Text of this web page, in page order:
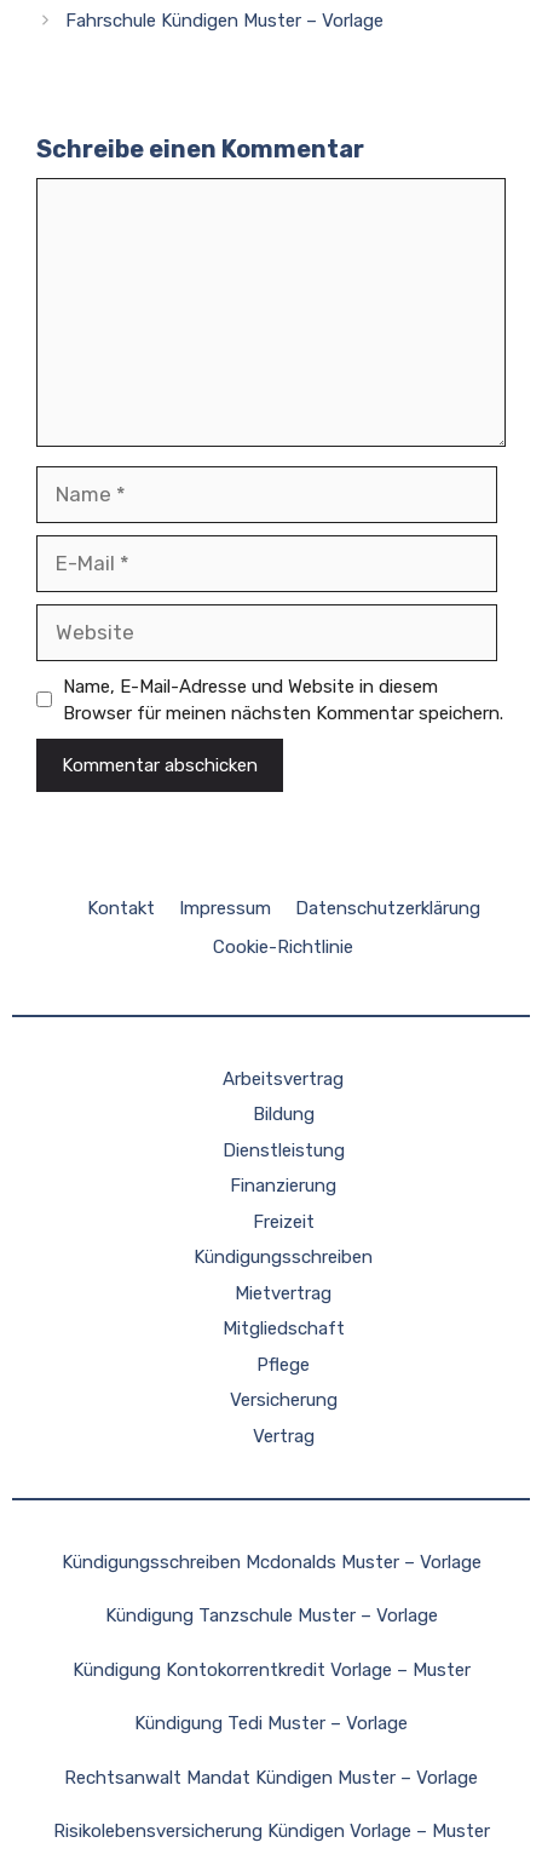
Fahrschule Kündigen Muster – Vorlage
Schreibe einen Kommentar
Mail
Name, E-Mail-Adresse und Website in diesem
Browser für meinen nächsten Kommentar speichern.
Kontakt Impressum
Datenschutzerklärung
Cookie-Richtlinie
Arbeitsvertrag
Bildung
Dienstleistung
Finanzierung
Freizeit
Kündigungsschreiben
Mietvertrag
Mitgliedschaft
Pflege
Versicherung
Vertrag
Kündigungsschreiben Mcdonalds Muster – Vorlage
Kündigung Tanzschule Muster – Vorlage
Kündigung Kontokorrentkredit Vorlage – Muster
Kündigung Tedi Muster – Vorlage
Rechtsanwalt Mandat Kündigen Muster – Vorlage
Risikolebensversicherung Kündigen Vorlage – Muster